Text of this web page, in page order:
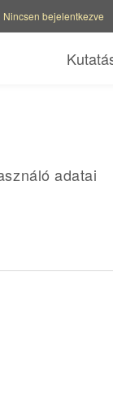
Nincsen bejelentkezve
adatai